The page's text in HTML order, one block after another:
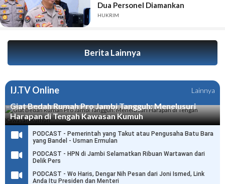
Dua Personel Diamankan
HUKRIM
Berita Lainnya
IJ.TV Online Lainnya
Giat Bedah Rumah Pro Jambi Tangguh: Menelusuri
Harapan di Tengah Kawasan Kumuh
PODCAST - Pemerintah yang Takut atau Pengusaha Batu Bara
yang Bandel - Usman Ermulan
PODCAST - HPN di Jambi Selamatkan Ribuan Wartawan dari
Delik Pers
PODCAST - Wo Haris, Dengar Nih Pesan dari Joni Ismed, Link
Anda Itu Presiden dan Menteri